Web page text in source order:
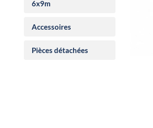
6x9m
Accessoires
Pièces détachées